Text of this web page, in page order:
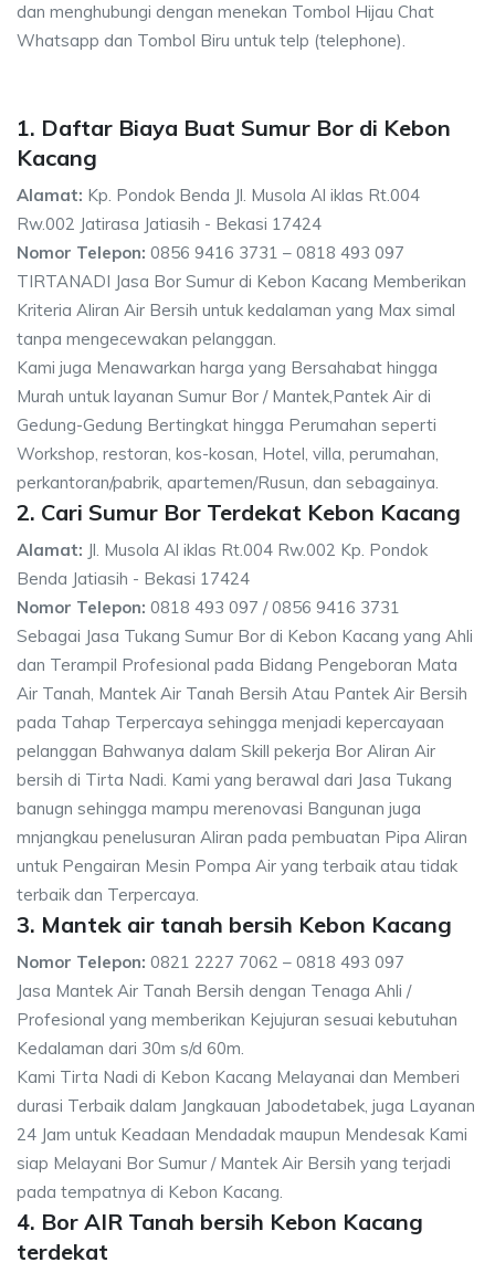
dan menghubungi dengan menekan Tombol Hijau Chat
Whatsapp dan Tombol Biru untuk telp (telephone).
1. Daftar Biaya Buat Sumur Bor di Kebon
Kacang
Alamat: Kp. Pondok Benda Jl. Musola Al iklas Rt.004
Rw.002 Jatirasa Jatiasih - Bekasi 17424
Nomor Telepon: 0856 9416 3731 – 0818 493 097
TIRTANADI Jasa Bor Sumur di Kebon Kacang Memberikan
Kriteria Aliran Air Bersih untuk kedalaman yang Max simal
tanpa mengecewakan pelanggan.
Kami juga Menawarkan harga yang Bersahabat hingga
Murah untuk layanan Sumur Bor / Mantek,Pantek Air di
Gedung-Gedung Bertingkat hingga Perumahan seperti
Workshop, restoran, kos-kosan, Hotel, villa, perumahan,
perkantoran/pabrik, apartemen/Rusun, dan sebagainya.
2. Cari Sumur Bor Terdekat Kebon Kacang
Alamat: Jl. Musola Al iklas Rt.004 Rw.002 Kp. Pondok
Benda Jatiasih - Bekasi 17424
Nomor Telepon: 0818 493 097 / 0856 9416 3731
Sebagai Jasa Tukang Sumur Bor di Kebon Kacang yang Ahli
dan Terampil Profesional pada Bidang Pengeboran Mata
Air Tanah, Mantek Air Tanah Bersih Atau Pantek Air Bersih
pada Tahap Terpercaya sehingga menjadi kepercayaan
pelanggan Bahwanya dalam Skill pekerja Bor Aliran Air
bersih di Tirta Nadi. Kami yang berawal dari Jasa Tukang
banugn sehingga mampu merenovasi Bangunan juga
mnjangkau penelusuran Aliran pada pembuatan Pipa Aliran
untuk Pengairan Mesin Pompa Air yang terbaik atau tidak
terbaik dan Terpercaya.
3. Mantek air tanah bersih Kebon Kacang
Nomor Telepon: 0821 2227 7062 – 0818 493 097
Jasa Mantek Air Tanah Bersih dengan Tenaga Ahli /
Profesional yang memberikan Kejujuran sesuai kebutuhan
Kedalaman dari 30m s/d 60m.
Kami Tirta Nadi di Kebon Kacang Melayanai dan Memberi
durasi Terbaik dalam Jangkauan Jabodetabek, juga Layanan
24 Jam untuk Keadaan Mendadak maupun Mendesak Kami
siap Melayani Bor Sumur / Mantek Air Bersih yang terjadi
pada tempatnya di Kebon Kacang.
4. Bor AIR Tanah bersih Kebon Kacang
terdekat